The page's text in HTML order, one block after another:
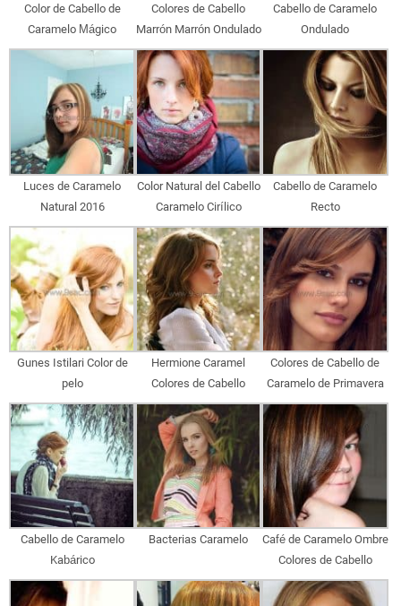
Color de Cabello de
Caramelo Mágico
Colores de Cabello
Marrón Marrón Ondulado
Cabello de Caramelo
Ondulado
Luces de Caramelo
Natural 2016
Color Natural del Cabello
Caramelo Cirílico
Cabello de Caramelo
Recto
Gunes Istilari Color de
pelo
Hermione Caramel
Colores de Cabello
Colores de Cabello de
Caramelo de Primavera
Cabello de Caramelo
Kabárico
Bacterias Caramelo
Café de Caramelo Ombre
Colores de Cabello